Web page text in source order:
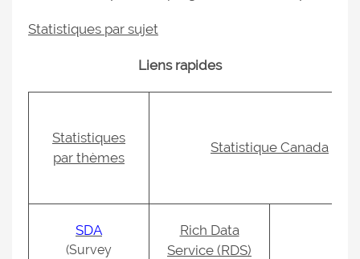
Statistiques par sujet
Liens rapides
Statistiques
par thèmes
Statistique Canada
SDA
(Survey
Rich Data
Service (RDS)